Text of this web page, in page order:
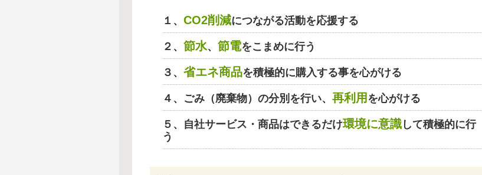
１、 CO2削減につながる活動を応援する
２、 節水、 節電をこまめに行う
３、 省エネ商品を積極的に購入する事を心がける
４、ごみ（廃棄物）の分別を行い、 再利用 を心がける
５、自社サービス・商品はできるだけ環境に意識して積極的に行
う